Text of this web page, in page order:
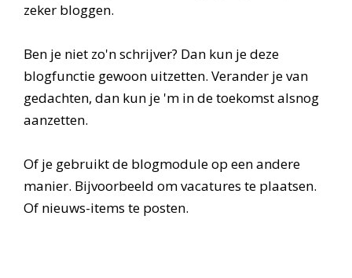
zeker bloggen.
Ben je niet zo'n schrijver? Dan kun je deze
blogfunctie gewoon uitzetten. Verander je van
gedachten, dan kun je 'm in de toekomst alsnog
aanzetten.
Of je gebruikt de blogmodule op een andere
manier. Bijvoorbeeld om vacatures te plaatsen.
Of nieuws-items te posten.